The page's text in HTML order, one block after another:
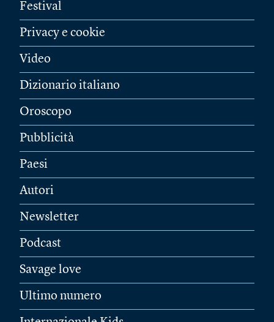
Festival
Privacy e cookie
Video
Dizionario italiano
Oroscopo
Pubblicità
Paesi
Autori
Newsletter
Podcast
Savage love
Ultimo numero